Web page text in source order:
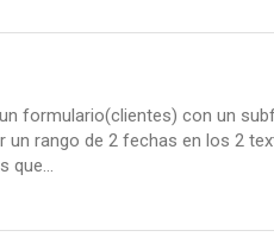
formulario(clientes) con un
un rango de 2 fechas en los 2
que...